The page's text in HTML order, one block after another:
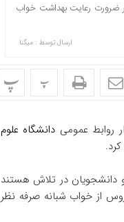
ضرورت رعایت بهداشت خواب
ارسال توسط : میگنا
پ پ
عمومی دانشگاه علوم
دانشجویان در تلاش هستند
از خواب شبانه صرفه نظر